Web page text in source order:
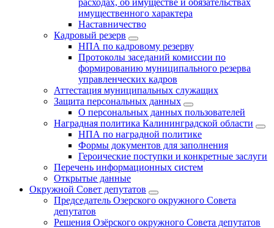
расходах, об имуществе и обязательствах
имущественного характера
Наставничество
Кадровый резерв
НПА по кадровому резерву
Протоколы заседаний комиссии по
формированию муниципального резерва
управленческих кадров
Аттестация муниципальных служащих
Защита персональных данных
О персональных данных пользователей
Наградная политика Калининградской области
НПА по наградной политике
Формы документов для заполнения
Героические поступки и конкретные заслуги
Перечень информационных систем
Открытые данные
Окружной Совет депутатов
Председатель Озерского окружного Совета
депутатов
Решения Озёрского окружного Совета депутатов